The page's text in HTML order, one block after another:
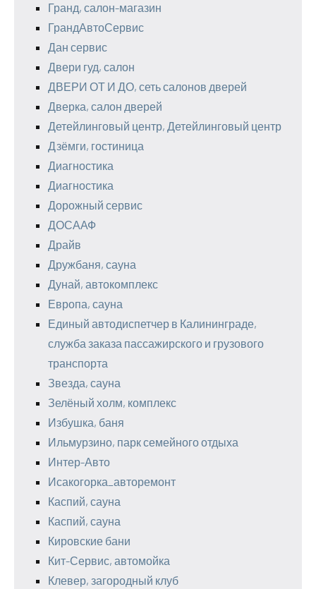
Гранд, салон-магазин
ГрандАвтоСервис
Дан сервис
Двери гуд, салон
ДВЕРИ ОТ И ДО, сеть салонов дверей
Дверка, салон дверей
Детейлинговый центр, Детейлинговый центр
Дзёмги, гостиница
Диагностика
Диагностика
Дорожный сервис
ДОСААФ
Драйв
Дружбаня, сауна
Дунай, автокомплекс
Европа, сауна
Единый автодиспетчер в Калининграде,
служба заказа пассажирского и грузового
транспорта
Звезда, сауна
Зелёный холм, комплекс
Избушка, баня
Ильмурзино, парк семейного отдыха
Интер-Авто
Исакогорка_авторемонт
Каспий, сауна
Каспий, сауна
Кировские бани
Кит-Сервис, автомойка
Клевер, загородный клуб